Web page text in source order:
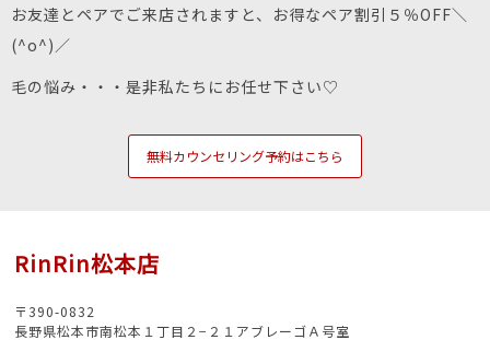
お友達とペアでご来店されますと、お得なペア割引５％OFF＼
(^o^)／
毛の悩み・・・是非私たちにお任せ下さい♡
無料カウンセリング予約はこちら
RinRin松本店
〒390-0832
長野県松本市南松本１丁目２−２１アブレーゴＡ号室